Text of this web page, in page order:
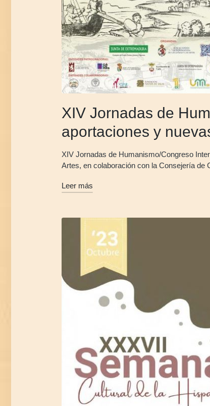
XIV Jornadas de
aportaciones y
XIV Jornadas de Humanismo/Congreso
Artes, en colaboración con la Consejería de
Leer más